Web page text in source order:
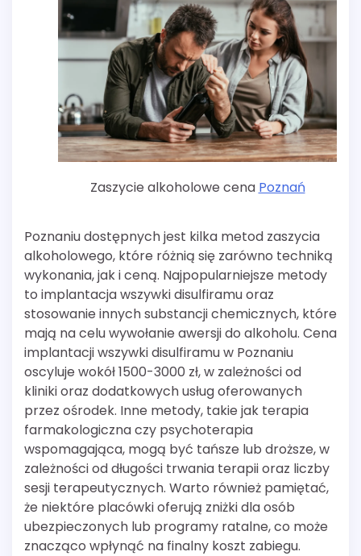
Zaszycie alkoholowe cena Poznań
Poznaniu dostępnych jest kilka metod zaszycia
alkoholowego, które różnią się zarówno techniką
wykonania, jak i ceną. Najpopularniejsze metody
to implantacja wszywki disulfiramu oraz
stosowanie innych substancji chemicznych, które
mają na celu wywołanie awersji do alkoholu. Cena
implantacji wszywki disulfiramu w Poznaniu
oscyluje wokół 1500-3000 zł, w zależności od
kliniki oraz dodatkowych usług oferowanych
przez ośrodek. Inne metody, takie jak terapia
farmakologiczna czy psychoterapia
wspomagająca, mogą być tańsze lub droższe, w
zależności od długości trwania terapii oraz liczby
sesji terapeutycznych. Warto również pamiętać,
że niektóre placówki oferują zniżki dla osób
ubezpieczonych lub programy ratalne, co może
znacząco wpłynąć na finalny koszt zabiegu.